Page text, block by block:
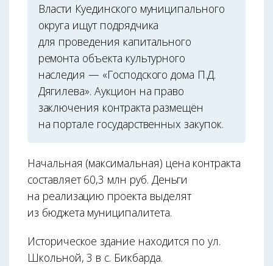
Власти Куединского муниципального
округа ищут подрядчика
для проведения капитального
ремонта объекта культурного
наследия — «Господского дома П.Д.
Дягилева». Аукцион на право
заключения контракта размещён
на портале государственных закупок.
Начальная (максимальная) цена контракта
составляет 60,3 млн руб. Деньги
на реализацию проекта выделят
из бюджета муниципалитета.
Историческое здание находится по ул.
Школьной, 3 в с. Бикбарда.